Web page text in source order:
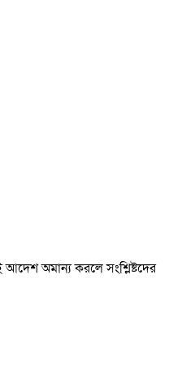
আদেশ অমান্য করলে সংশ্লিষ্টদের